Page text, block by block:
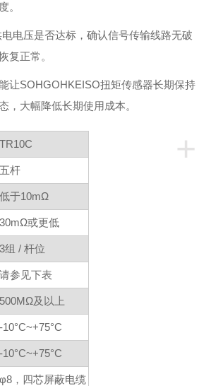
。
电压是否达标，确认信号传输线路无破
复正常。
让SOHGOHKEISO扭矩传感器长期保持
，大幅降低长期使用成本。
+
TR10C
五杆
低于10mΩ
30mΩ或更低
3组 / 杆位
请参见下表
500MΩ及以上
-10°C~+75°C
-10°C~+75°C
φ8，四芯屏蔽电缆